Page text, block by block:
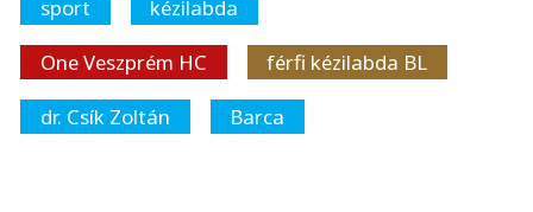
sport
kézilabda
One Veszprém HC
férfi kézilabda BL
dr. Csík Zoltán
Barca